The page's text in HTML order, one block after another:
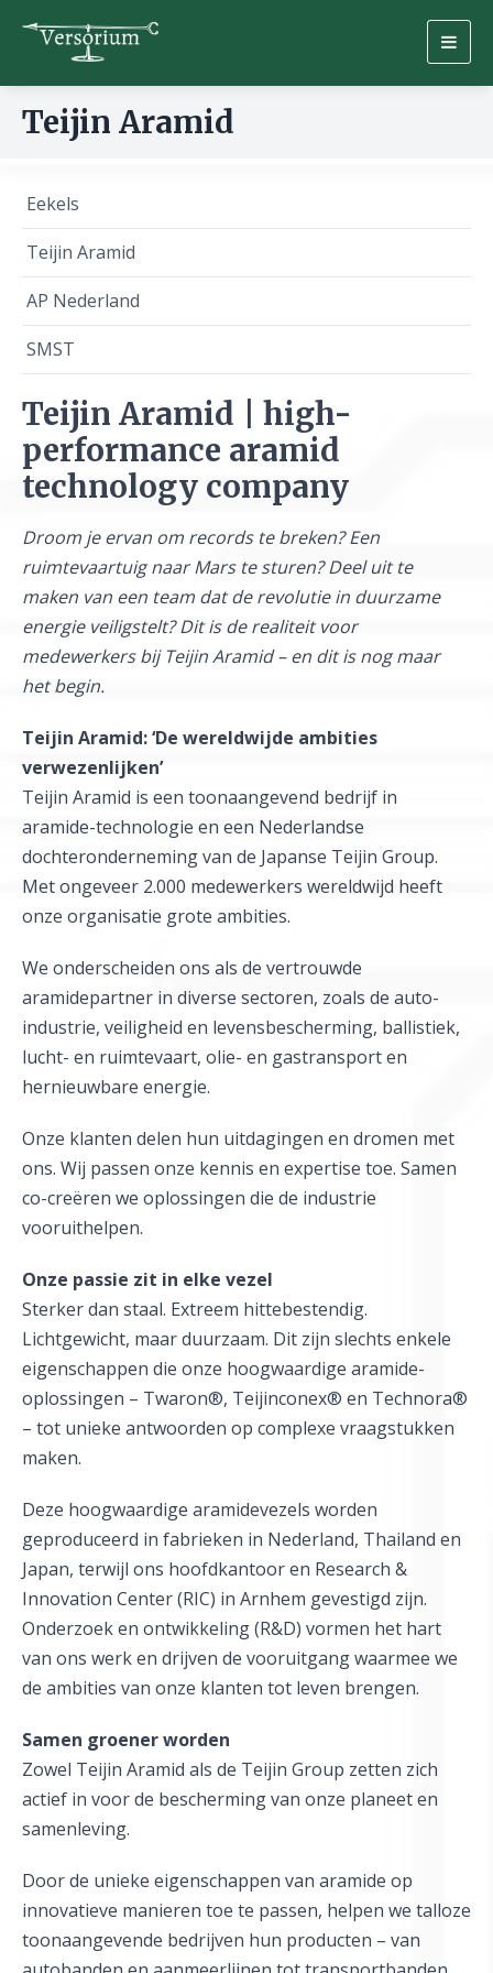
Teijin Aramid
Eekels
Teijin Aramid
AP Nederland
SMST
Teijin Aramid | high-
performance aramid
technology company
Droom je ervan om records te breken? Een
ruimtevaartuig naar Mars te sturen? Deel uit te
maken van een team dat de revolutie in duurzame
energie veiligstelt? Dit is de realiteit voor
medewerkers bij Teijin Aramid – en dit is nog maar
het begin.
Teijin Aramid: ‘De wereldwijde ambities
verwezenlijken’
Teijin Aramid is een toonaangevend bedrijf in
aramide-technologie en een Nederlandse
dochteronderneming van de Japanse Teijin Group.
Met ongeveer 2.000 medewerkers wereldwijd heeft
onze organisatie grote ambities.
We onderscheiden ons als de vertrouwde
aramidepartner in diverse sectoren, zoals de auto-
industrie, veiligheid en levensbescherming, ballistiek,
lucht- en ruimtevaart, olie- en gastransport en
hernieuwbare energie.
Onze klanten delen hun uitdagingen en dromen met
ons. Wij passen onze kennis en expertise toe. Samen
co-creëren we oplossingen die de industrie
vooruithelpen.
Onze passie zit in elke vezel
Sterker dan staal. Extreem hittebestendig.
Lichtgewicht, maar duurzaam. Dit zijn slechts enkele
eigenschappen die onze hoogwaardige aramide-
oplossingen – Twaron®, Teijinconex® en Technora®
– tot unieke antwoorden op complexe vraagstukken
maken.
Deze hoogwaardige aramidevezels worden
geproduceerd in fabrieken in Nederland, Thailand en
Japan, terwijl ons hoofdkantoor en Research &
Innovation Center (RIC) in Arnhem gevestigd zijn.
Onderzoek en ontwikkeling (R&D) vormen het hart
van ons werk en drijven de vooruitgang waarmee we
de ambities van onze klanten tot leven brengen.
Samen groener worden
Zowel Teijin Aramid als de Teijin Group zetten zich
actief in voor de bescherming van onze planeet en
samenleving.
Door de unieke eigenschappen van aramide op
innovatieve manieren toe te passen, helpen we talloze
toonaangevende bedrijven hun producten – van